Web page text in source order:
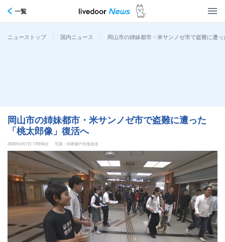
一覧
ニューストップ > 国内ニュース > 岡山市の姉妹都市・米サンノゼ市で盗難に遭
岡山市の姉妹都市・米サンノゼ市で盗難に遭った
「桃太郎像」復活へ
2026年6月7日 17時56分 写真：KSB瀬戸内海放送